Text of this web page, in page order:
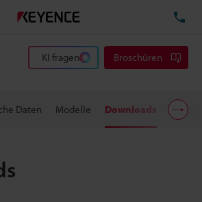
KI fragen Broschüren
Daten Modelle Downloads